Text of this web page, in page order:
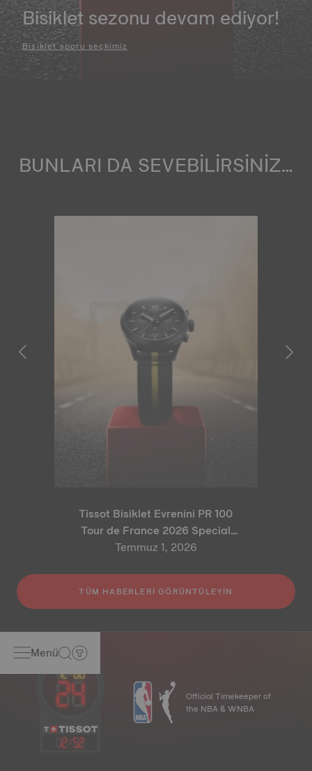
Bisiklet sezonu devam ediyor!
Bisiklet sporu seçkimiz
BUNLARI DA SEVEBİLİRSİNİZ…
Tissot Bisiklet Evrenini PR 100
Tour de France 2026 Special
Temmuz 1, 2026
TÜM HABERLERI GÖRÜNTÜLEYIN
Menü
12:52
Official Timekeeper of
the NBA & WNBA